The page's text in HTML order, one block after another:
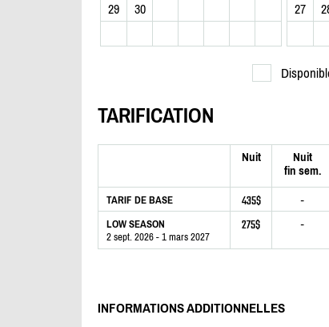
29
30
27
TARIFICATION
Nuit
Nuit
fin sem.
TARIF DE BASE 435$ -
LOW SEASON
2 sept. 2026 - 1 mars 2027
275$ -
INFORMATIONS ADDITIONNELLES